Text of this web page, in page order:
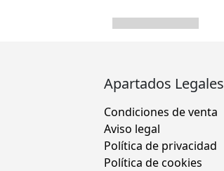
Apartados Legales
Condiciones de venta
Aviso legal
Política de privacidad
Política de cookies